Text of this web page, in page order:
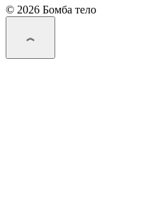
© 2026 Бомба тело